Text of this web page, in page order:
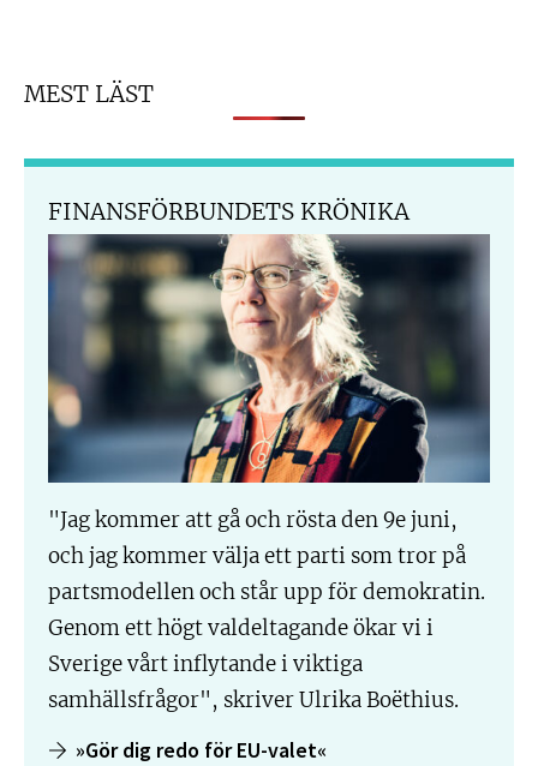
MEST LÄST
FINANSFÖRBUNDETS KRÖNIKA
"Jag kommer att gå och rösta den 9e juni,
och jag kommer välja ett parti som tror på
partsmodellen och står upp för demokratin.
Genom ett högt valdeltagande ökar vi i
Sverige vårt inflytande i viktiga
samhällsfrågor", skriver Ulrika Boëthius.
»Gör dig redo för EU-valet«